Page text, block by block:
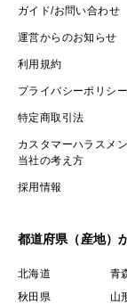
ガイド/お問い合わせ
運営からのお知らせ
利用規約
プライバシーポリシー
特定商取引法
カスタマーハラスメ
当社の考え方
採用情報
都道府県（産地）
北海道 青
秋田県
山